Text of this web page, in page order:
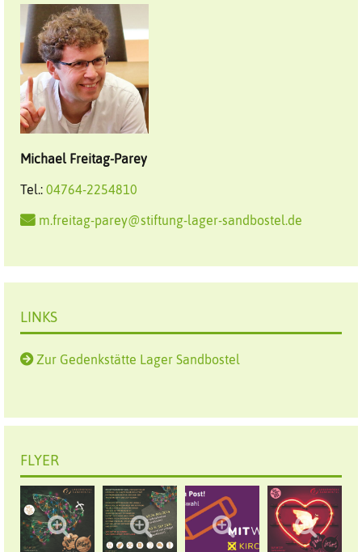
Michael Freitag-Parey
Tel.: 04764-2254810
m.freitag-parey@stiftung-lager-sandbostel.de
LINKS
Zur Gedenkstätte Lager Sandbostel
FLYER